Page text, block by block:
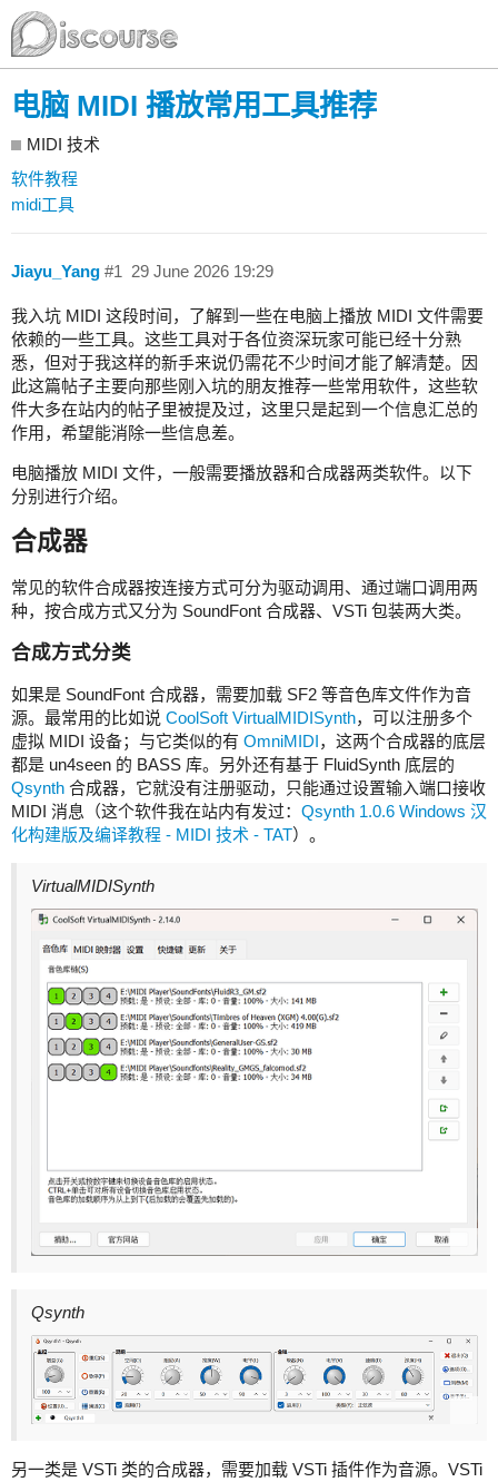
电脑 MIDI 播放常用工具推荐
MIDI 技术
软件教程
midi工具
Jiayu_Yang 29 June 2026 19:29
#1
我入坑 MIDI 这段时间，了解到一些在电脑上播放 MIDI 文件需要
依赖的一些工具。这些工具对于各位资深玩家可能已经十分熟
悉，但对于我这样的新手来说仍需花不少时间才能了解清楚。因
此这篇帖子主要向那些刚入坑的朋友推荐一些常用软件，这些软
件大多在站内的帖子里被提及过，这里只是起到一个信息汇总的
作用，希望能消除一些信息差。
电脑播放 MIDI 文件，一般需要播放器和合成器两类软件。以下
分别进行介绍。
合成器
常见的软件合成器按连接方式可分为驱动调用、通过端口调用两
种，按合成方式又分为 SoundFont 合成器、VSTi 包装两大类。
合成方式分类
如果是 SoundFont 合成器，需要加载 SF2 等音色库文件作为音
源。最常用的比如说 CoolSoft VirtualMIDISynth，可以注册多个
虚拟 MIDI 设备；与它类似的有 OmniMIDI，这两个合成器的底层
都是 un4seen 的 BASS 库。另外还有基于 FluidSynth 底层的
Qsynth 合成器，它就没有注册驱动，只能通过设置输入端口接收
MIDI 消息（这个软件我在站内有发过： Qsynth 1.0.6 Windows 汉
化构建版及编译教程 - MIDI 技术 - TAT）。
VirtualMIDISynth
Qsynth
另一类是 VSTi 类的合成器，需要加载 VSTi 插件作为音源。VSTi